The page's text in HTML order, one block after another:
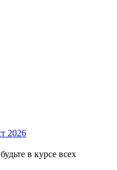
2026
в курсе всех